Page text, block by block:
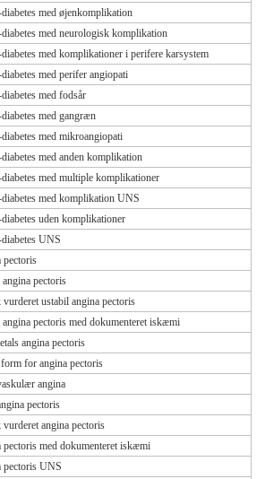
med øjenkomplikation
med neurologisk komplikation
med komplikationer i perifere karsystem
med perifer angiopati
med fodsår
med gangræn
med mikroangiopati
med anden komplikation
med multiple komplikationer
med komplikation UNS
uden komplikationer
UNS
pectoris
pectoris
ustabil angina pectoris
pectoris med dokumenteret iskæmi
angina pectoris
for angina pectoris
angina
pectoris
angina pectoris
pectoris med dokumenteret iskæmi
pectoris UNS